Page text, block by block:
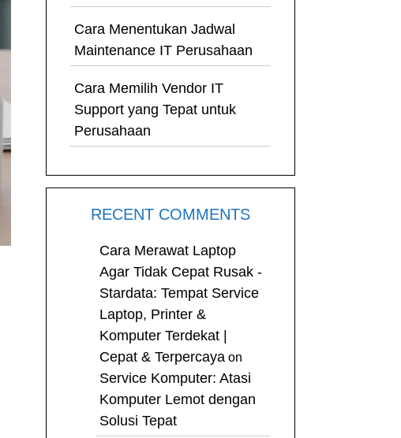
Cara Menentukan Jadwal
Maintenance IT Perusahaan
Cara Memilih Vendor IT
Support yang Tepat untuk
Perusahaan
RECENT COMMENTS
Cara Merawat Laptop
Agar Tidak Cepat Rusak -
Stardata: Tempat Service
Laptop, Printer &
Komputer Terdekat |
Cepat & Terpercaya on
Service Komputer: Atasi
Komputer Lemot dengan
Solusi Tepat